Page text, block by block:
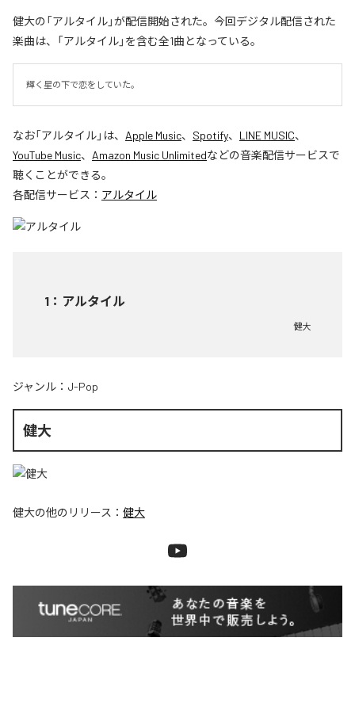
健大の「アルタイル」が配信開始された。今回デジタル配信された
楽曲は、「アルタイル」を含む全1曲となっている。
輝く星の下で恋をしていた。
なお「アルタイル」は、 Apple Music、 Spotify、 LINE MUSIC、
YouTube Music、 Amazon Music Unlimitedなどの音楽配信サービスで
聴くことができる。
各配信サービス： アルタイル
1 ： アルタイル
健大
ジャンル： J-Pop
健大
健大の他のリリース： 健大